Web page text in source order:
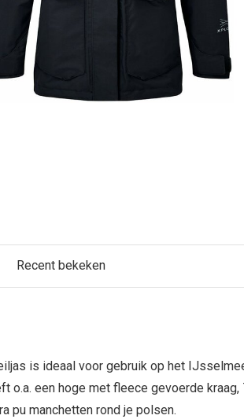
Recent bekeken
is ideaal voor gebruik op het
o.a. een hoge met fleece gevoerde kraag,
pu manchetten rond je polsen.